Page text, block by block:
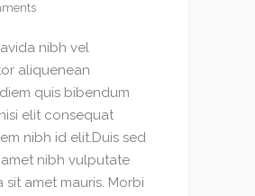
nibh vel
aliquenean
quis bibendum
elit consequat
nibh id elit.Duis sed
nibh vulputate
sit amet mauris. Morbi